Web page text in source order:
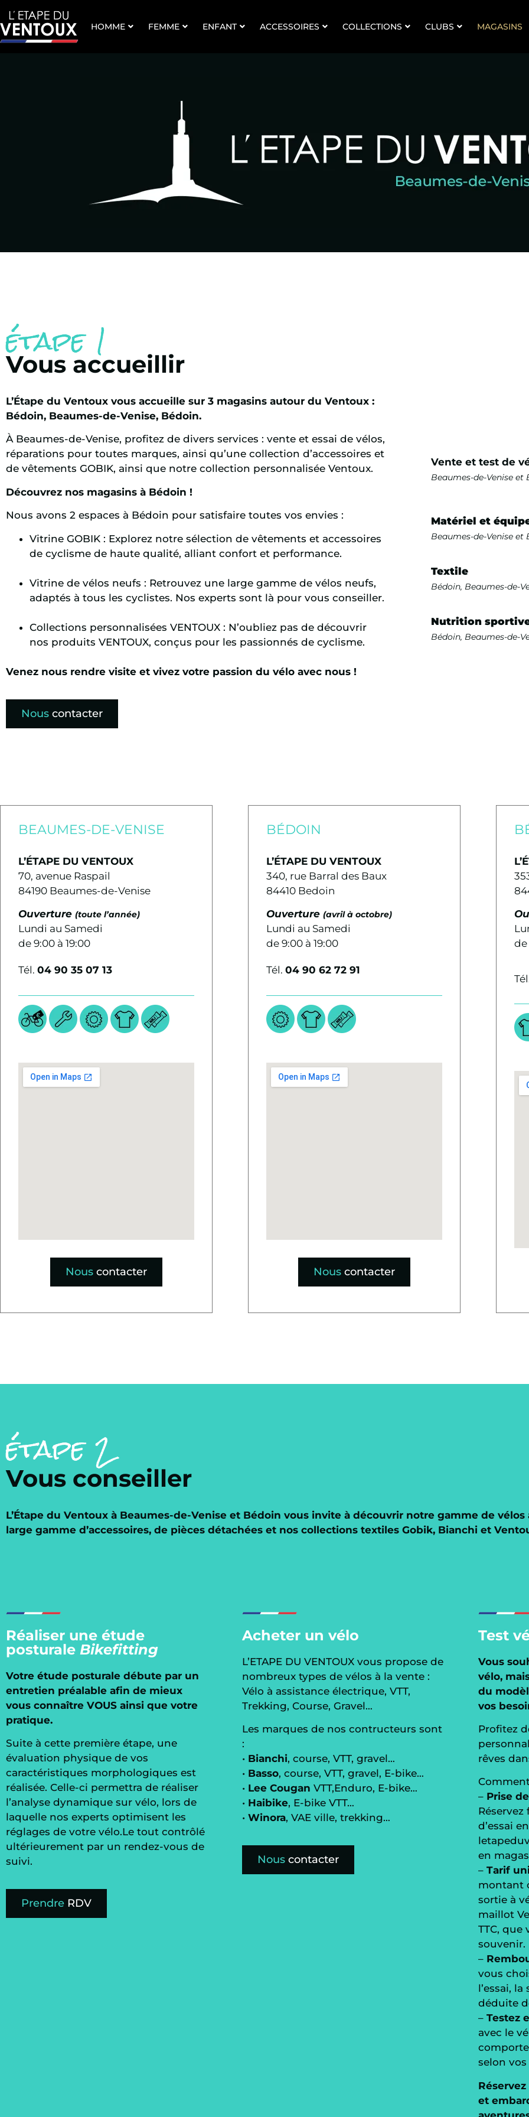
HOMME FEMME ENFANT ACCESSOIRES COLLECTIONS CLUBS MAGASINS
étape 1
Vous accueillir
L’Étape du Ventoux vous accueille sur 3 magasins autour du Ventoux :
Bédoin, Beaumes-de-Venise, Bédoin.
À Beaumes-de-Venise, profitez de divers services : vente et essai de vélos,
réparations pour toutes marques, ainsi qu’une collection d’accessoires et
de vêtements GOBIK, ainsi que notre collection personnalisée Ventoux.
Découvrez nos magasins à Bédoin !
Nous avons 2 espaces à Bédoin pour satisfaire toutes vos envies :
Vitrine GOBIK : Explorez notre sélection de vêtements et accessoires
de cyclisme de haute qualité, alliant confort et performance.
Vitrine de vélos neufs : Retrouvez une large gamme de vélos neufs,
adaptés à tous les cyclistes. Nos experts sont là pour vous conseiller.
Collections personnalisées VENTOUX : N’oubliez pas de découvrir
nos produits VENTOUX, conçus pour les passionnés de cyclisme.
Venez nous rendre visite et vivez votre passion du vélo avec nous !
Nous contacter
Vente et test de
Beaumes-de-Venise et
Matériel et
Beaumes-de-Venise et
Textile
Bédoin, Beaumes-de-
Nutrition
Bédoin, Beaumes-de-
BEAUMES-DE-VENISE
L’ÉTAPE DU VENTOUX
70, avenue Raspail
84190 Beaumes-de-Venise
Ouverture (toute l’année)
Lundi au Samedi
de 9:00 à 19:00
Tél. 04 90 35 07 13
Nous contacter
BÉDOIN
L’ÉTAPE DU VENTOUX
340, rue Barral des Baux
84410 Bedoin
Ouverture (avril à octobre)
Lundi au Samedi
de 9:00 à 19:00
Tél. 04 90 62 72 91
Nous contacter
de
étape 2
Vous conseiller
L’Étape du Ventoux à Beaumes-de-Venise et Bédoin vous invite à découvrir notre gamme de
large gamme d’accessoires, de pièces détachées et nos collections textiles Gobik, Bianchi et
Réaliser une étude
posturale Bikefitting
Votre étude posturale débute par un
entretien préalable afin de mieux
vous connaître VOUS ainsi que votre
pratique.
Suite à cette première étape, une
évaluation physique de vos
caractéristiques morphologiques est
réalisée. Celle-ci permettra de réaliser
l’analyse dynamique sur vélo, lors de
laquelle nos experts optimisent les
réglages de votre vélo.Le tout contrôlé
ultérieurement par un rendez-vous de
suivi.
Prendre RDV
Acheter un vélo
L’ETAPE DU VENTOUX vous propose de
nombreux types de vélos à la vente :
Vélo à assistance électrique, VTT,
Trekking, Course, Gravel…
Les marques de nos contructeurs sont
:
• Bianchi, course, VTT, gravel…
• Basso, course, VTT, gravel, E-bike…
• Lee Cougan VTT,Enduro, E-bike…
• Haibike, E-bike VTT…
• Winora, VAE ville, trekking…
Nous contacter
Test
Vous
vélo,
du
vos
Profitez
rêves
– Prise
d’essai
en
– Tarif
montant
sortie à
maillot
TTC,
souvenir.
–
vous
l’essai,
déduite
– Testez
avec le
selon
et